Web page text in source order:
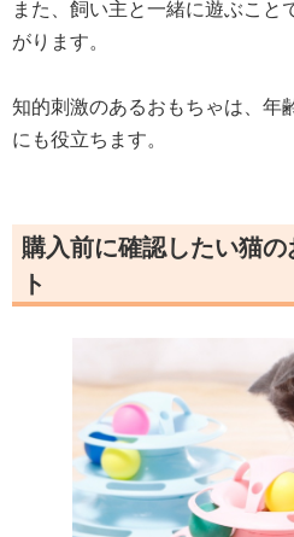
また、飼い主と一緒に遊ぶこと
がります。
知的刺激のあるおもちゃは、年
にも役立ちます。
購入前に確認したい猫
ト